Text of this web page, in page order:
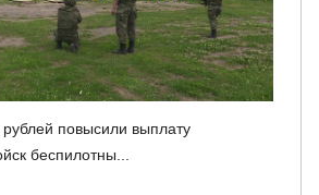
повысили выплату
беспилотны...